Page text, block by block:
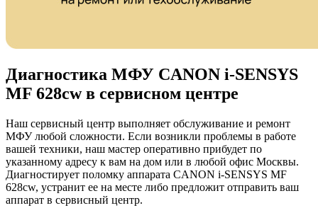
Диагностика МФУ CANON i-SENSYS
MF 628cw в сервисном центре
Наш сервисный центр выполняет обслуживание и ремонт
МФУ любой сложности. Если возникли проблемы в работе
вашей техники, наш мастер оперативно прибудет по
указанному адресу к вам на дом или в любой офис Москвы.
Диагностирует поломку аппарата CANON i-SENSYS MF
628cw, устранит ее на месте либо предложит отправить ваш
аппарат в сервисный центр.